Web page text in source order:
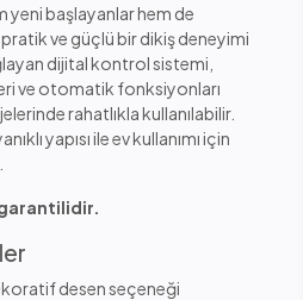
başlayanlar hem de
pratik ve güçlü bir dikiş deneyimi
dijital kontrol sistemi,
ve otomatik fonksiyonları
rahatlıkla kullanılabilir.
yapısı ile ev kullanımı için
desen seçeneği